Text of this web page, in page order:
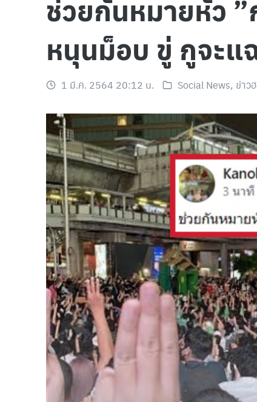
ช่วยกันหมายหัว ”
หนุนม็อบ ขู่ กูจะแ
1 มี.ค. 2564 20:12 น. Social News, ข่าว